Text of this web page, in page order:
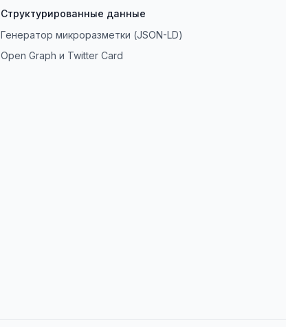
Структурированные данные
Генератор микроразметки (JSON-LD)
Open Graph и Twitter Card